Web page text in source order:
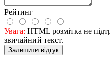
Рейтинг
Увага: HTML розмітка не
звичайний текст.
Залишити відгук